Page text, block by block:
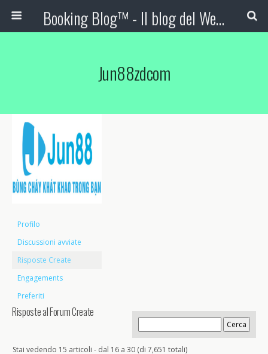
Booking Blog™ - Il blog del Web Marketing Turistico
Jun88zdcom
Profilo
Discussioni avviate
Risposte Create
Engagements
Preferiti
Risposte al Forum Create
Stai vedendo 15 articoli - dal 16 a 30 (di 7,651 totali)